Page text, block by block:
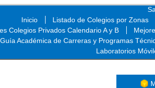
Inicio
Listado de Colegios por Zonas
Colegios Privados Calendario A y B
Guía Académica de Carreras y Programas
Laboratorios